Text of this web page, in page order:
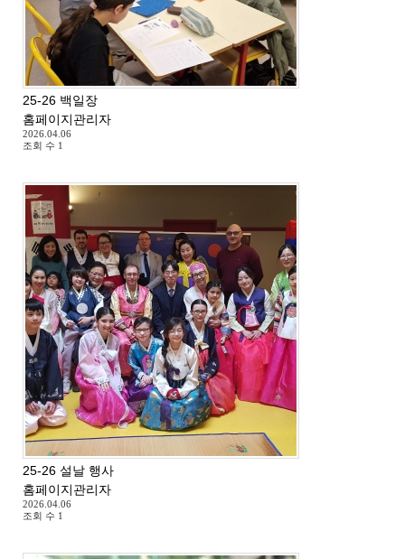
25-26 백일장
홈페이지관리자
2026.04.06
조회 수 1
25-26 설날 행사
홈페이지관리자
2026.04.06
조회 수 1